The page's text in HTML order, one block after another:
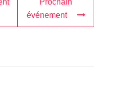
Prochain
événement